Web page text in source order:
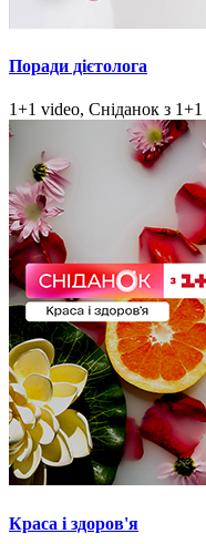
Поради дієтолога
1+1 video, Сніданок з 1+1
Краса і здоров'я